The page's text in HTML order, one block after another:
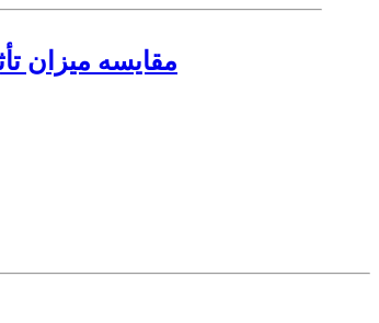
مقایسه میزان